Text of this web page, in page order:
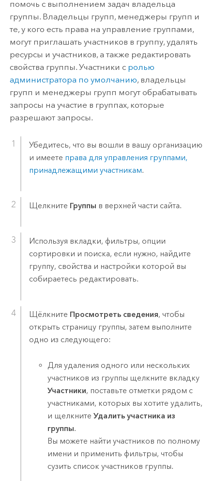
помочь с выполнением задач владельца
группы. Владельцы групп, менеджеры групп и
те, у кого есть права на управление группами,
могут приглашать участников в группу, удалять
ресурсы и участников, а также редактировать
свойства группы. Участники с ролью
администратора по умолчанию, владельцы
групп и менеджеры групп могут обрабатывать
запросы на участие в группах, которые
разрешают запросы.
Убедитесь, что вы вошли в вашу организацию
и имеете права для управления группами,
принадлежащими участникам.
Щелкните Группы в верхней части сайта.
Используя вкладки, фильтры, опции
сортировки и поиска, если нужно, найдите
группу, свойства и настройки которой вы
собираетесь редактировать.
Щёлкните Просмотреть сведения, чтобы
открыть страницу группы, затем выполните
одно из следующего:
Для удаления одного или нескольких
участников из группы щелкните вкладку
Участники, поставьте отметки рядом с
участниками, которых вы хотите удалить,
и щелкнитеУдалить участника из
группы.
Вы можете найти участников по полному
имени и применить фильтры, чтобы
сузить список участников группы.